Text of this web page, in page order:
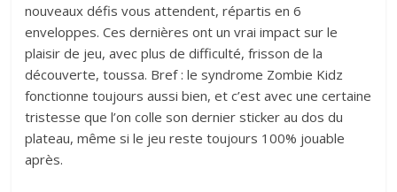
nouveaux défis vous attendent, répartis en 6
enveloppes. Ces dernières ont un vrai impact sur le
plaisir de jeu, avec plus de difficulté, frisson de la
découverte, toussa. Bref : le syndrome Zombie Kidz
fonctionne toujours aussi bien, et c’est avec une certaine
tristesse que l’on colle son dernier sticker au dos du
plateau, même si le jeu reste toujours 100% jouable
après.